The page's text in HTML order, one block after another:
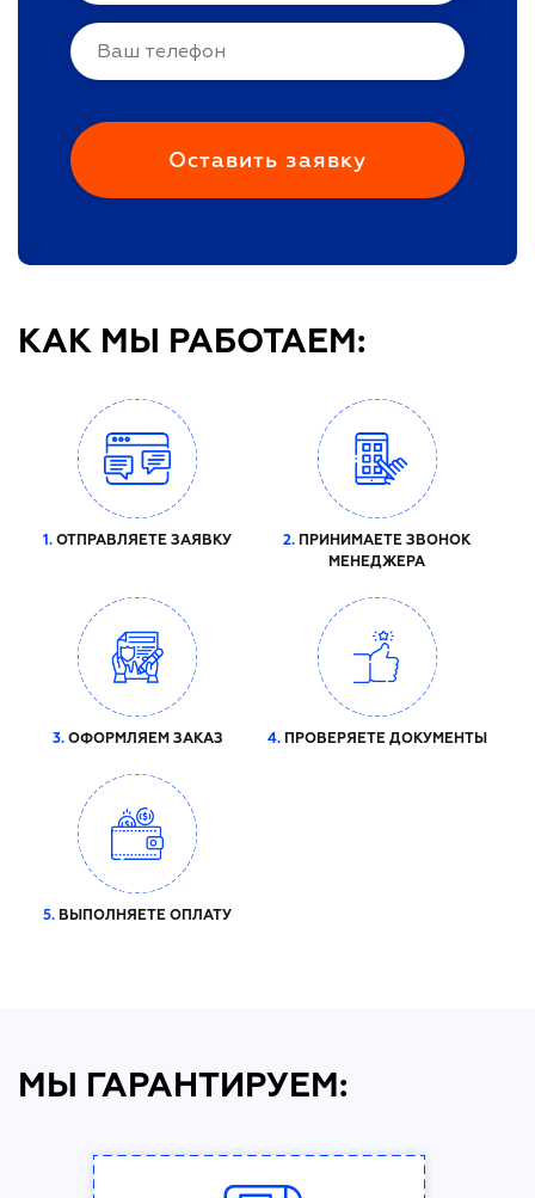
КАК МЫ РАБОТАЕМ:
1. ОТПРАВЛЯЕТЕ ЗАЯВКУ 2. ПРИНИМАЕТЕ ЗВОНОК
МЕНЕДЖЕРА
3.ОФОРМЛЯЕМ ЗАКАЗ 4.ПРОВЕРЯЕТЕ ДОКУМЕНТЫ
5. ВЫПОЛНЯЕТЕ ОПЛАТУ
МЫ ГАРАНТИРУЕМ: